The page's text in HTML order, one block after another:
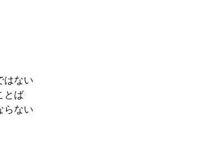
はない
とば
らない